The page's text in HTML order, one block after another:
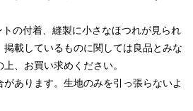
の付着、縫製に小さなほつれが見られ
載しているものに関しては良品とみな
、お買い求めください。
あります。生地のみを引っ張らないよ